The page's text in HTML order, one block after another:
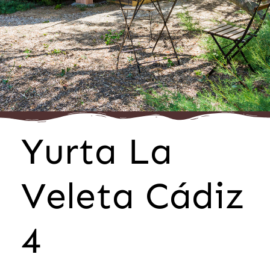
Yurta La
Veleta Cádiz
4